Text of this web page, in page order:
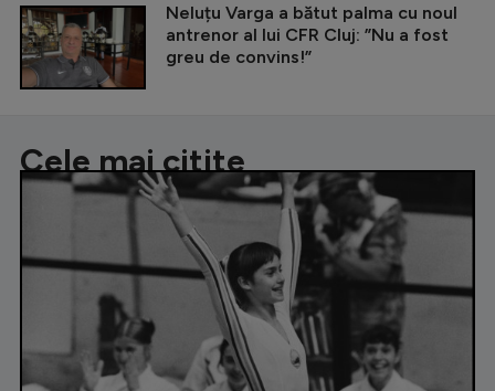
Neluțu Varga a bătut palma cu noul
antrenor al lui CFR Cluj: ”Nu a fost
greu de convins!”
Cele mai citite